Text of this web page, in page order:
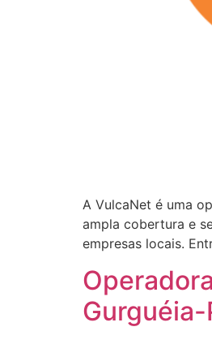
A VulcaNet é uma
ampla cobertura e
empresas locais.
Gurguéia-